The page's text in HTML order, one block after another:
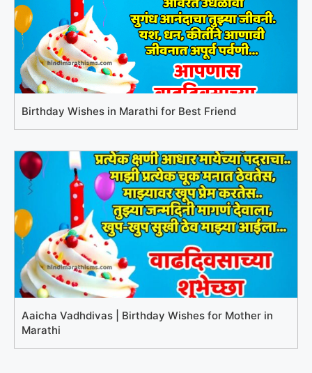
Birthday Wishes in Marathi for Best Friend
Aaicha Vadhdivas | Birthday Wishes for Mother in
Marathi